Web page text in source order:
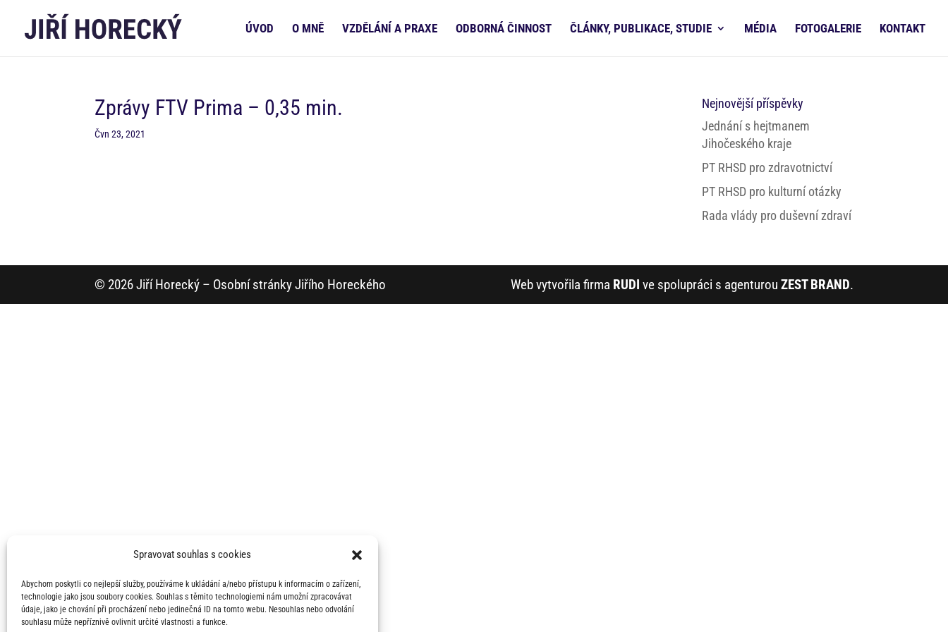
Spravovat souhlas s cookies
Abychom poskytli co nejlepší služby, používáme k ukládání a/nebo přístupu k informacím o zařízení,
technologie jako jsou soubory cookies. Souhlas s těmito technologiemi nám umožní zpracovávat
údaje, jako je chování při procházení nebo jedinečná ID na tomto webu. Nesouhlas nebo odvolání
souhlasu může nepříznivě ovlivnit určité vlastnosti a funkce.
ÚVOD O MNĚ VZDĚLÁNÍ A PRAXE ODBORNÁ ČINNOST ČLÁNKY, PUBLIKACE, STUDIE MÉDIA FOTOGALERIE KONTAKT
Zprávy FTV Prima – 0,35 min.
Čvn 23, 2021
Nejnovější příspěvky
Jednání s hejtmanem
Jihočeského kraje
PT RHSD pro zdravotnictví
PT RHSD pro kulturní otázky
Rada vlády pro duševní zdraví
© 2026 Jiří Horecký – Osobní stránky Jiřího Horeckého Web vytvořila firma RUDI ve spolupráci s agenturou ZEST BRAND.